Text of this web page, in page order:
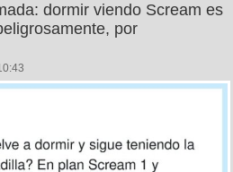
dormir viendo Scream es
por